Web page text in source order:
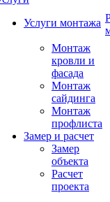
Услуги монтажа
Монтаж
кровли и
фасада
Монтаж
сайдинга
Монтаж
профлиста
Замер и расчет
Замер
объекта
Расчет
проекта